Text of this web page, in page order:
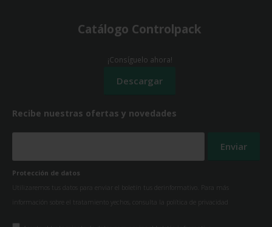
Recibe nuestras ofertas y novedades
Protección de datos
Utilizaremos tus datos para enviar el boletín tus derinformativo. Para más
información sobre el tratamiento yechos, consulta la política de privacidad
Catálogo Controlpack
¡Consíguelo ahora!